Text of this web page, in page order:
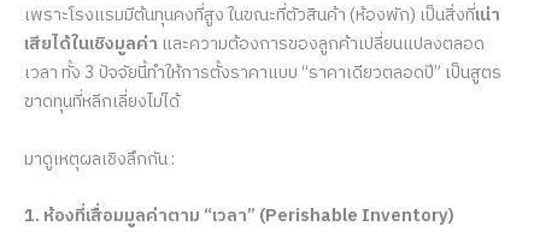
เพราะโรงแรมมีต้นทุนคงที่สูง ในขณะที่ตัวสินค้า (ห้องพัก) เป็นสิ่งที่เน่า
เสียได้ในเชิงมูลค่า และความต้องการของลูกค้าเปลี่ยนแปลงตลอด
เวลา ทั้ง 3 ปัจจัยนี้ทำให้การตั้งราคาแบบ “ราคาเดียวตลอดปี” เป็นสูตร
ขาดทุนที่หลีกเลี่ยงไม่ได้
มาดูเหตุผลเชิงลึกกัน :
1. ห้องที่เสื่อมมูลค่าตาม “เวลา” (Perishable Inventory)